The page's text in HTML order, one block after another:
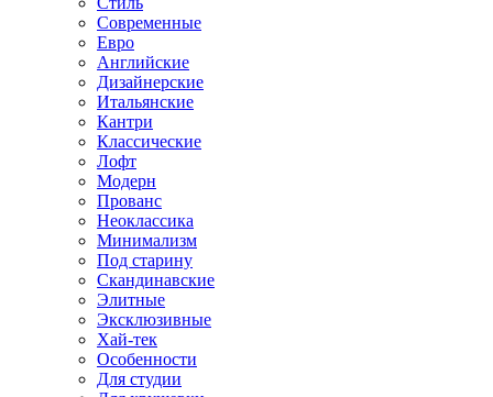
Современные
Евро
Английские
Дизайнерские
Итальянские
Кантри
Классические
Лофт
Модерн
Прованс
Неоклассика
Минимализм
Под старину
Скандинавские
Элитные
Эксклюзивные
Хай-тек
Особенности
Для студии